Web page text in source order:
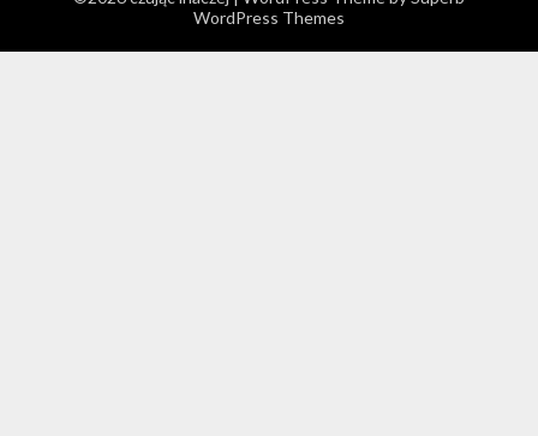
WordPress Themes